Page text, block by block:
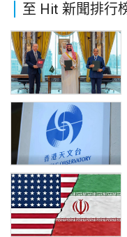
至 Hit 新聞排行